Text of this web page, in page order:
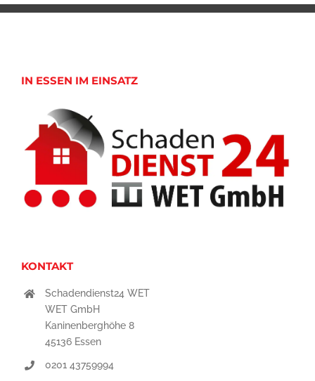
IN ESSEN IM EINSATZ
KONTAKT
Schadendienst24 WET
WET GmbH
Kaninenberghöhe 8
45136 Essen
0201 43759994